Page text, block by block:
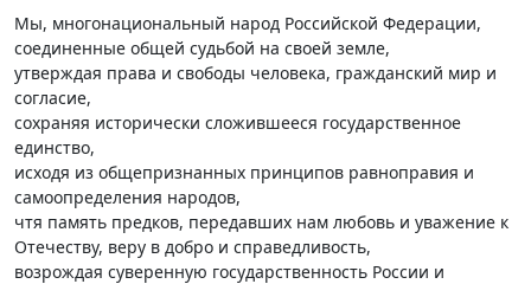
Мы, многонациональный народ Российской Федерации,
соединенные общей судьбой на своей земле,
утверждая права и свободы человека, гражданский мир и
согласие,
сохраняя исторически сложившееся государственное
единство,
исходя из общепризнанных принципов равноправия и
самоопределения народов,
чтя память предков, передавших нам любовь и уважение к
Отечеству, веру в добро и cправедливость,
возрождая суверенную государственность России и